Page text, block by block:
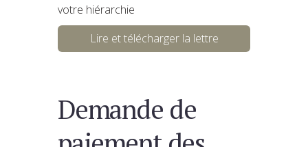
votre hiérarchie
Lire et télécharger la lettre
Demande de